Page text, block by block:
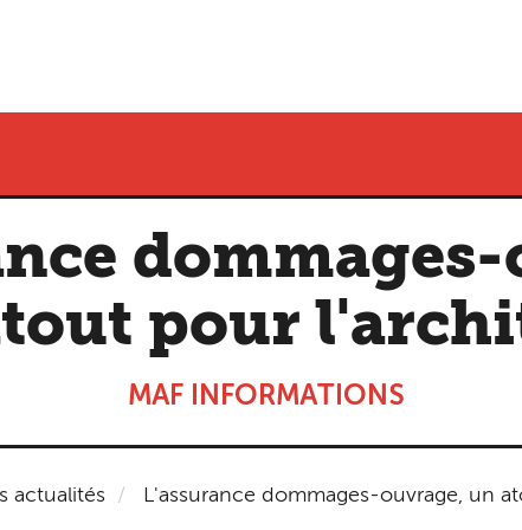
pour
MAF INFORMATIONS
actualités L'assurance dommages-ouvrage, un